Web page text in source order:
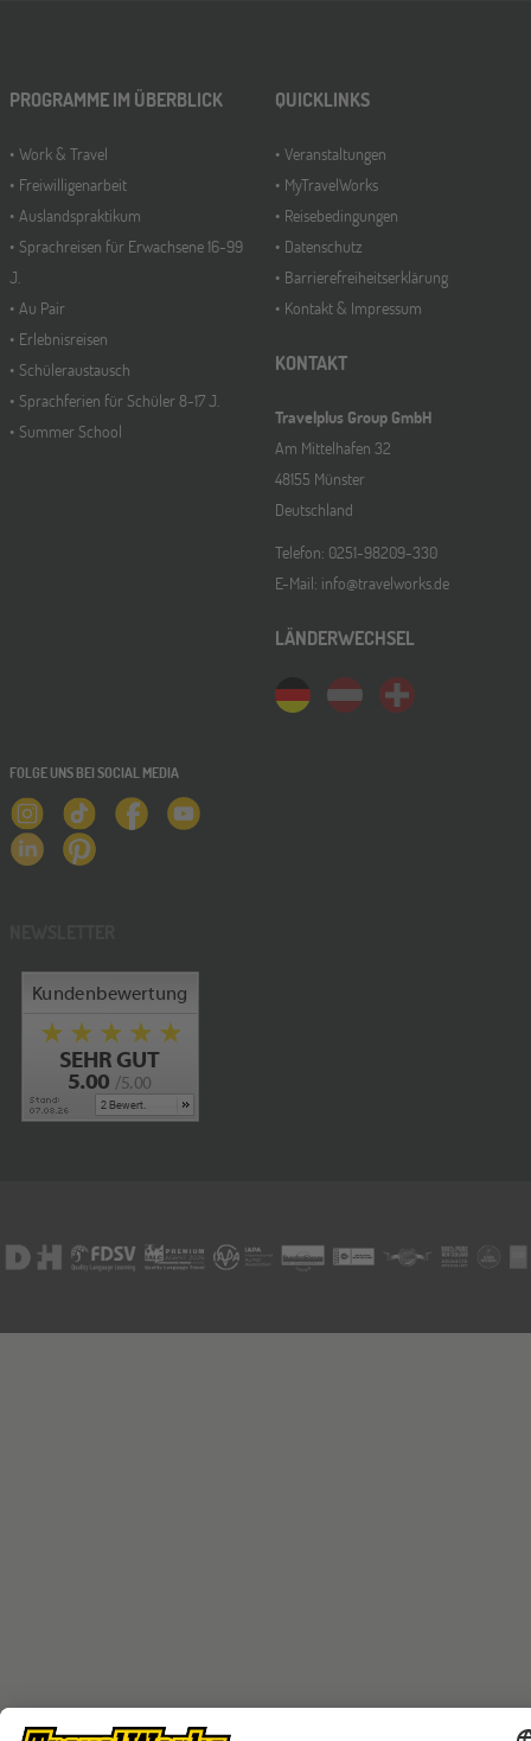
PROGRAMME IM ÜBERBLICK
Work & Travel
Freiwilligenarbeit
Auslandspraktikum
Sprachreisen für Erwachsene 16-99
J.
Au Pair
Erlebnisreisen
Schüleraustausch
Sprachferien für Schüler 8-17 J.
Summer School
QUICKLINKS
Veranstaltungen
MyTravelWorks
Reisebedingungen
Datenschutz
Barrierefreiheitserklärung
Kontakt & Impressum
KONTAKT
Travelplus Group GmbH
Am Mittelhafen 32
48155 Münster
Deutschland
Telefon: 0251-98209-330
E-Mail: info@travelworks.de
LÄNDERWECHSEL
FOLGE UNS BEI SOCIAL MEDIA